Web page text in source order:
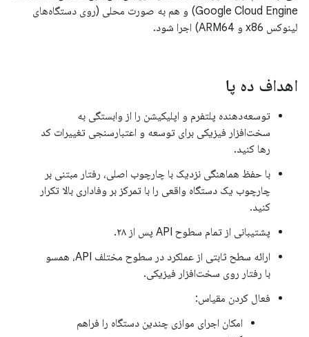
Google Cloud Engine) و هم به صورت محلی (روی دستگاه‌های
لینوکس x86 و ARM64) اجرا شود.
اهداف ده پا
توسعه‌دهنده پلتفرم و اپلیکیشن را از وابستگی به
سخت‌افزار فیزیکی برای توسعه و اعتبارسنجی تغییرات کد
رها کنید.
با حفظ هماهنگی نزدیک با چارچوب اصلی، رفتار مبتنی بر
چارچوب یک دستگاه واقعی را با تمرکز بر وفاداری بالا تکرار
کنید.
پشتیبانی از تمام سطوح API پس از ۲۸.
ارائه سطح ثابتی از عملکرد در سطوح مختلف API، همسو
با رفتار روی سخت‌افزار فیزیکی.
فعال کردن مقیاس:
امکان اجرای موازی چندین دستگاه را فراهم